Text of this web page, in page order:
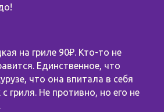
на гриле 90₽. Кто-то не
Единственное, что
что она впитала в себя
гриля. Не противно, но его не